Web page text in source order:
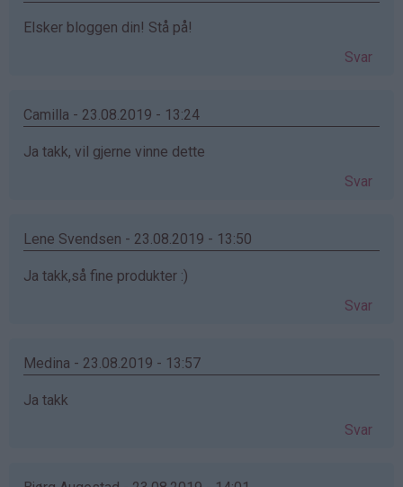
Elsker bloggen din! Stå på!
Svar
Camilla - 23.08.2019 - 13:24
Ja takk, vil gjerne vinne dette
Svar
Lene Svendsen - 23.08.2019 - 13:50
Ja takk,så fine produkter :)
Svar
Medina - 23.08.2019 - 13:57
Ja takk
Svar